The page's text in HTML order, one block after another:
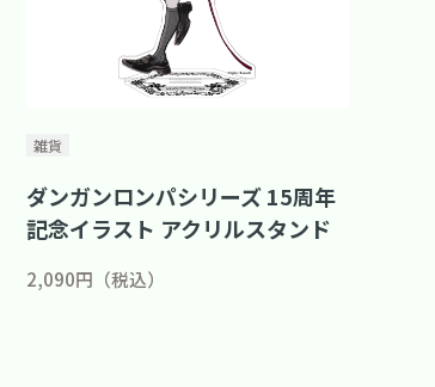
雑貨
ダンガンロンパシリーズ 15周年
記念イラスト アクリルスタンド
2,090円（税込）